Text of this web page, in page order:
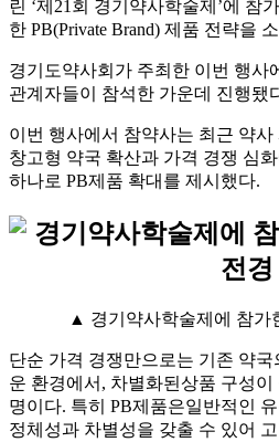
린 ‘제21회 경기약사학술제’에 참
한 PB(Private Brand) 제품 전략을
경기도약사회가 주최한 이번 행사
관계자들이 참석한 가운데 진행됐
이번 행사에서 참약사는 최근 약
창고형 약국 확산과 가격 경쟁 심
하나로 PB제품 확대를 제시했다.
▲ 경기약사학술제에 참가
단순 가격 경쟁만으로는 기존 약
운 환경에서, 차별화된상품 구성
명이다. 특히 PB제품은일반적인
정체성과 차별성을 갖출 수 있어